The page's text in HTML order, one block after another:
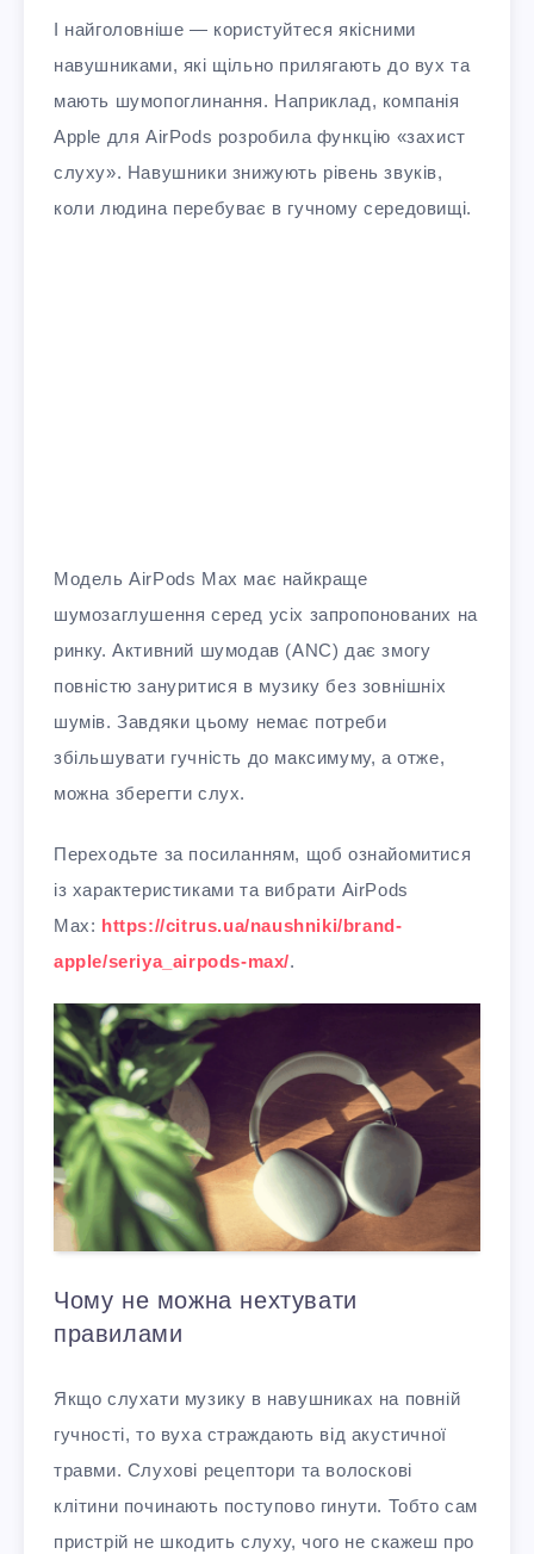
І найголовніше — користуйтеся якісними
навушниками, які щільно прилягають до вух та
мають шумопоглинання. Наприклад, компанія
Apple для AirPods розробила функцію «захист
слуху». Навушники знижують рівень звуків,
коли людина перебуває в гучному середовищі.
Модель AirPods Max має найкраще
шумозаглушення серед усіх запропонованих на
ринку. Активний шумодав (ANC) дає змогу
повністю зануритися в музику без зовнішніх
шумів. Завдяки цьому немає потреби
збільшувати гучність до максимуму, а отже,
можна зберегти слух.
Переходьте за посиланням, щоб ознайомитися
із характеристиками та вибрати AirPods
Мах: https://citrus.ua/naushniki/brand-
apple/seriya_airpods-max/.
Чому не можна нехтувати
правилами
Якщо слухати музику в навушниках на повній
гучності, то вуха страждають від акустичної
травми. Слухові рецептори та волоскові
клітини починають поступово гинути. Тобто сам
пристрій не шкодить слуху, чого не скажеш про